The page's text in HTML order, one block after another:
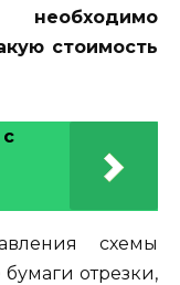
стоимость
схемы
отрезки,